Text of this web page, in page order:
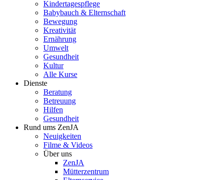
Kindertagespflege
Babybauch & Elternschaft
Bewegung
Kreativität
Ernährung
Umwelt
Gesundheit
Kultur
Alle Kurse
Dienste
Beratung
Betreuung
Hilfen
Gesundheit
Rund ums ZenJA
Neuigkeiten
Filme & Videos
Über uns
ZenJA
Mütterzentrum